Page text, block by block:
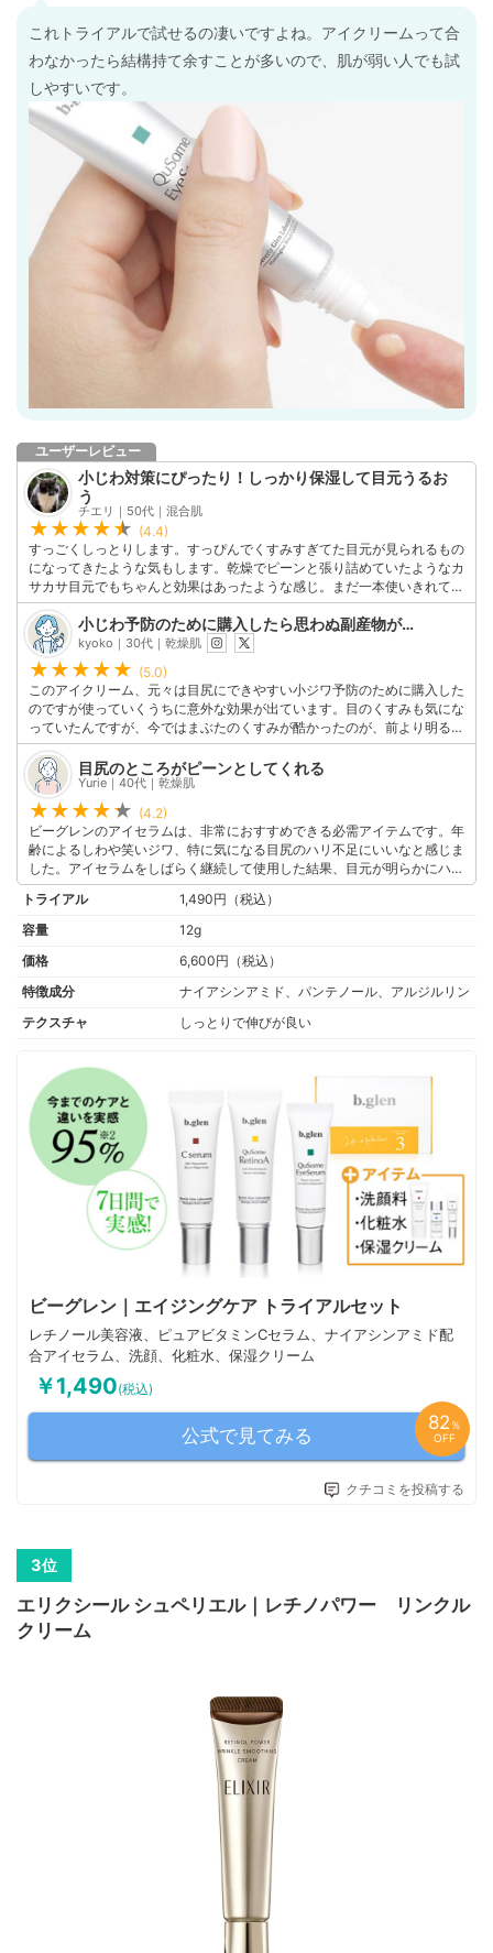
これトライアルで試せるの凄いですよね。アイクリームって合
わなかったら結構持て余すことが多いので、肌が弱い人でも試
しやすいです。
ユーザーレビュー
小じわ対策にぴったり！しっかり保湿して目元うるお
う
チエリ｜50代｜混合肌
(4.4)
すっごくしっとりします。すっぴんでくすみすぎてた目元が見られるもの
になってきたような気もします。乾燥でピーンと張り詰めていたようなカ
サカサ目元でもちゃんと効果はあったような感じ。まだ一本使いきれてな
いのですが、またこれを買うと思います。ベタベタ感がなく、まつげに張
り付く感じもないので使いやすいです。
小じわ予防のために購入したら思わぬ副産物が…
kyoko｜30代｜乾燥肌
(5.0)
このアイクリーム、元々は目尻にできやすい小ジワ予防のために購入した
のですが使っていくうちに意外な効果が出ています。目のくすみも気にな
っていたんですが、今ではまぶたのくすみが酷かったのが、前より明るく
なってすっぴんでも気にならないくらいにはなりました。これからも目元
ケアには欠かせないアイテムです。ただひとつ挙げるならもう少し量が入
っていてほしいかなというところ…朝夜使うと割とすぐなくなってしまい
ます。
目尻のところがピーンとしてくれる
Yurie｜40代｜乾燥肌
(4.2)
ビーグレンのアイセラムは、非常におすすめできる必需アイテムです。年
齢によるしわや笑いジワ、特に気になる目尻のハリ不足にいいなと感じま
した。アイセラムをしばらく継続して使用した結果、目元が明らかにハリ
を取り戻し、肌がしっとりとうるおっていい感じです！これに加えて、非
常に軽いテクスチャなので、全然べたつかない点も良いと思います。
トライアル
1,490円（税込）
容量
12g
価格
6,600円（税込）
特徴成分
ナイアシンアミド、パンテノール、アルジルリン
テクスチャ
しっとりで伸びが良い
ビーグレン｜エイジングケア トライアルセット
レチノール美容液、ピュアビタミンCセラム、ナイアシンアミド配
合アイセラム、洗顔、化粧水、保湿クリーム
￥1,490(税込)
公式で見てみる
82 ％
OFF
クチコミを投稿する
エリクシール シュペリエル｜レチノパワー リンクル
クリーム